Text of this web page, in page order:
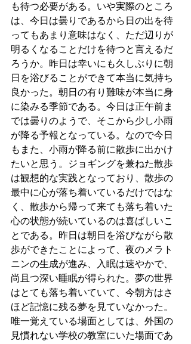
も待つ必要がある。いや実際のところ
は、今日は曇りであるから日の出を待
ってもあまり意味はなく、ただ辺りが
明るくなることだけを待つと言えるだ
ろうか。昨日は幸いにも久しぶりに朝
日を浴びることができて本当に気持ち
良かった。朝日の有り難味が本当に身
に染みる季節である。今日は正午前ま
では曇りのようで、そこから少し小雨
が降る予報となっている。なので今日
もまた、小雨が降る前に散歩に出かけ
たいと思う。ジョギングを兼ねた散歩
は観想的な実践となっており、散歩の
最中に心が落ち着いているだけではな
く、散歩から帰って来ても落ち着いた
心の状態が続いているのは喜ばしいこ
とである。昨日は朝日を浴びながら散
歩ができたことによって、夜のメラト
ニンの生成が進み、入眠は速やかで、
尚且つ深い睡眠が得られた。夢の世界
はとても落ち着いていて、今朝方はさ
ほど記憶に残る夢を見ていなかった。
唯一覚えている場面としては、外国の
見慣れない学校の教室にいた場面であ